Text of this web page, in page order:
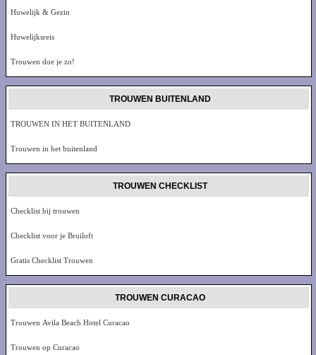
Huwelijk & Gezin
Huwelijksreis
Trouwen doe je zo!
TROUWEN BUITENLAND
TROUWEN IN HET BUITENLAND
Trouwen in het buitenland
TROUWEN CHECKLIST
Checklist bij trouwen
Checklist voor je Bruiloft
Gratis Checklist Trouwen
TROUWEN CURACAO
Trouwen Avila Beach Hotel Curacao
Trouwen op Curacao